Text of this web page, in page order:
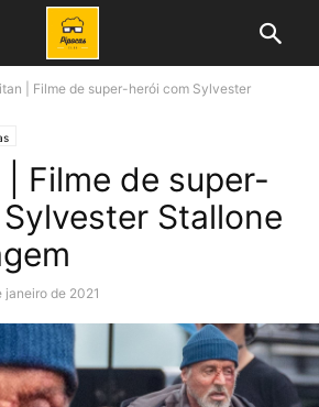
| Filme de super-herói com Sylvester
Filme de super-
Stallone
janeiro de 2021